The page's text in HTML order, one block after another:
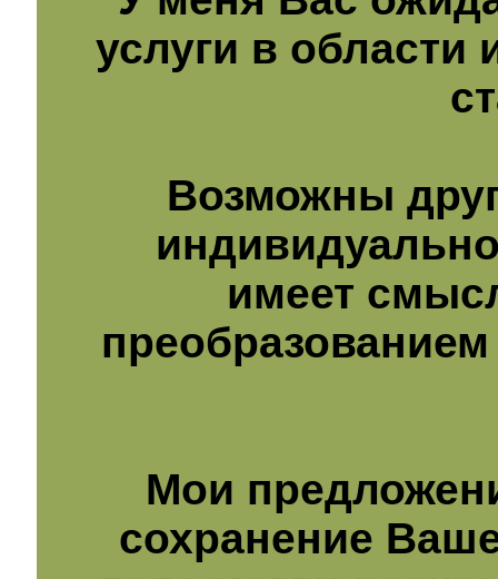
услуги в области
Возможны
имеет
Мои
сохранение